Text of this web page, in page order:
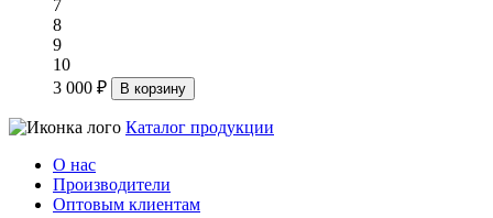
7
8
9
10
3 000 ₽
В корзину
Каталог продукции
О нас
Производители
Оптовым клиентам